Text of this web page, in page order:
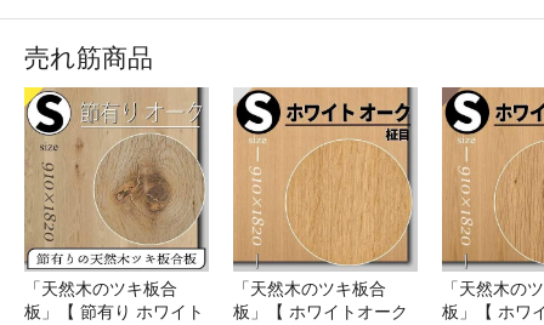
売れ筋商品
「天然木のツキ板合
板」【 節有り ホワイト
「天然木のツキ板合
板」【 ホワイトオーク
「天然木の
板」【 ホワ